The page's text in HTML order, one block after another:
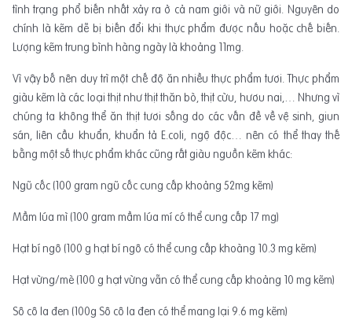
tình trạng phổ biến nhất xảy ra ở cả nam giới và nữ giới. Nguyên do
chính là kẽm dễ bị biến đổi khi thực phẩm được nấu hoặc chế biến.
Lượng kẽm trung bình hàng ngày là khoảng 11mg.
Vì vậy bố nên duy trì một chế độ ăn nhiều thực phẩm tươi. Thực phẩm
giàu kẽm là các loại thịt như thịt thăn bò, thịt cừu, hươu nai,… Nhưng vì
chúng ta không thể ăn thịt tươi sống do các vấn đề về vệ sinh, giun
sán, liên cầu khuẩn, khuẩn tả E.coli, ngộ độc… nên có thể thay thế
bằng một số thực phẩm khác cũng rất giàu nguồn kẽm khác:
Ngũ cốc (100 gram ngũ cốc cung cấp khoảng 52mg kẽm)
Mầm lúa mì (100 gram mầm lúa mí có thể cung cấp 17 mg)
Hạt bí ngô (100 g hạt bí ngô có thể cung cấp khoàng 10.3 mg kẽm)
Hạt vừng/mè (100 g hạt vừng vẫn có thể cung cấp khoảng 10 mg kẽm)
Sô cô la đen (100g Sô cô la đen có thể mang lại 9.6 mg kẽm)